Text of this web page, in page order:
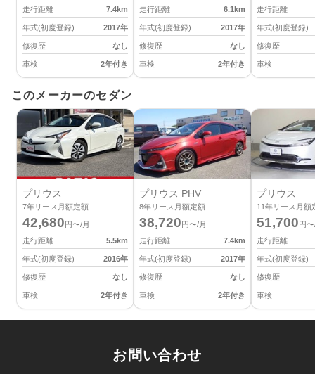
走行距離
7.4km
年式(初度登録) 2017年
修復歴 なし
車検 2年付き
走行距離
6.1km
年式(初度登録) 2017年
修復歴 なし
車検 2年付き
走行距離
年式(初度登録)
修復歴
車検
このメーカーのセダン
プリウス
7年リース月額定額
42,680円〜/月
走行距離
5.5km
年式(初度登録) 2016年
修復歴 なし
車検 2年付き
プリウス PHV
8年リース月額定額
38,720円〜/月
走行距離
7.4km
年式(初度登録) 2017年
修復歴 なし
車検 2年付き
プリウス
11年リース月額
51,700円
走行距離
年式(初度登録)
修復歴
車検
お問い合わせ